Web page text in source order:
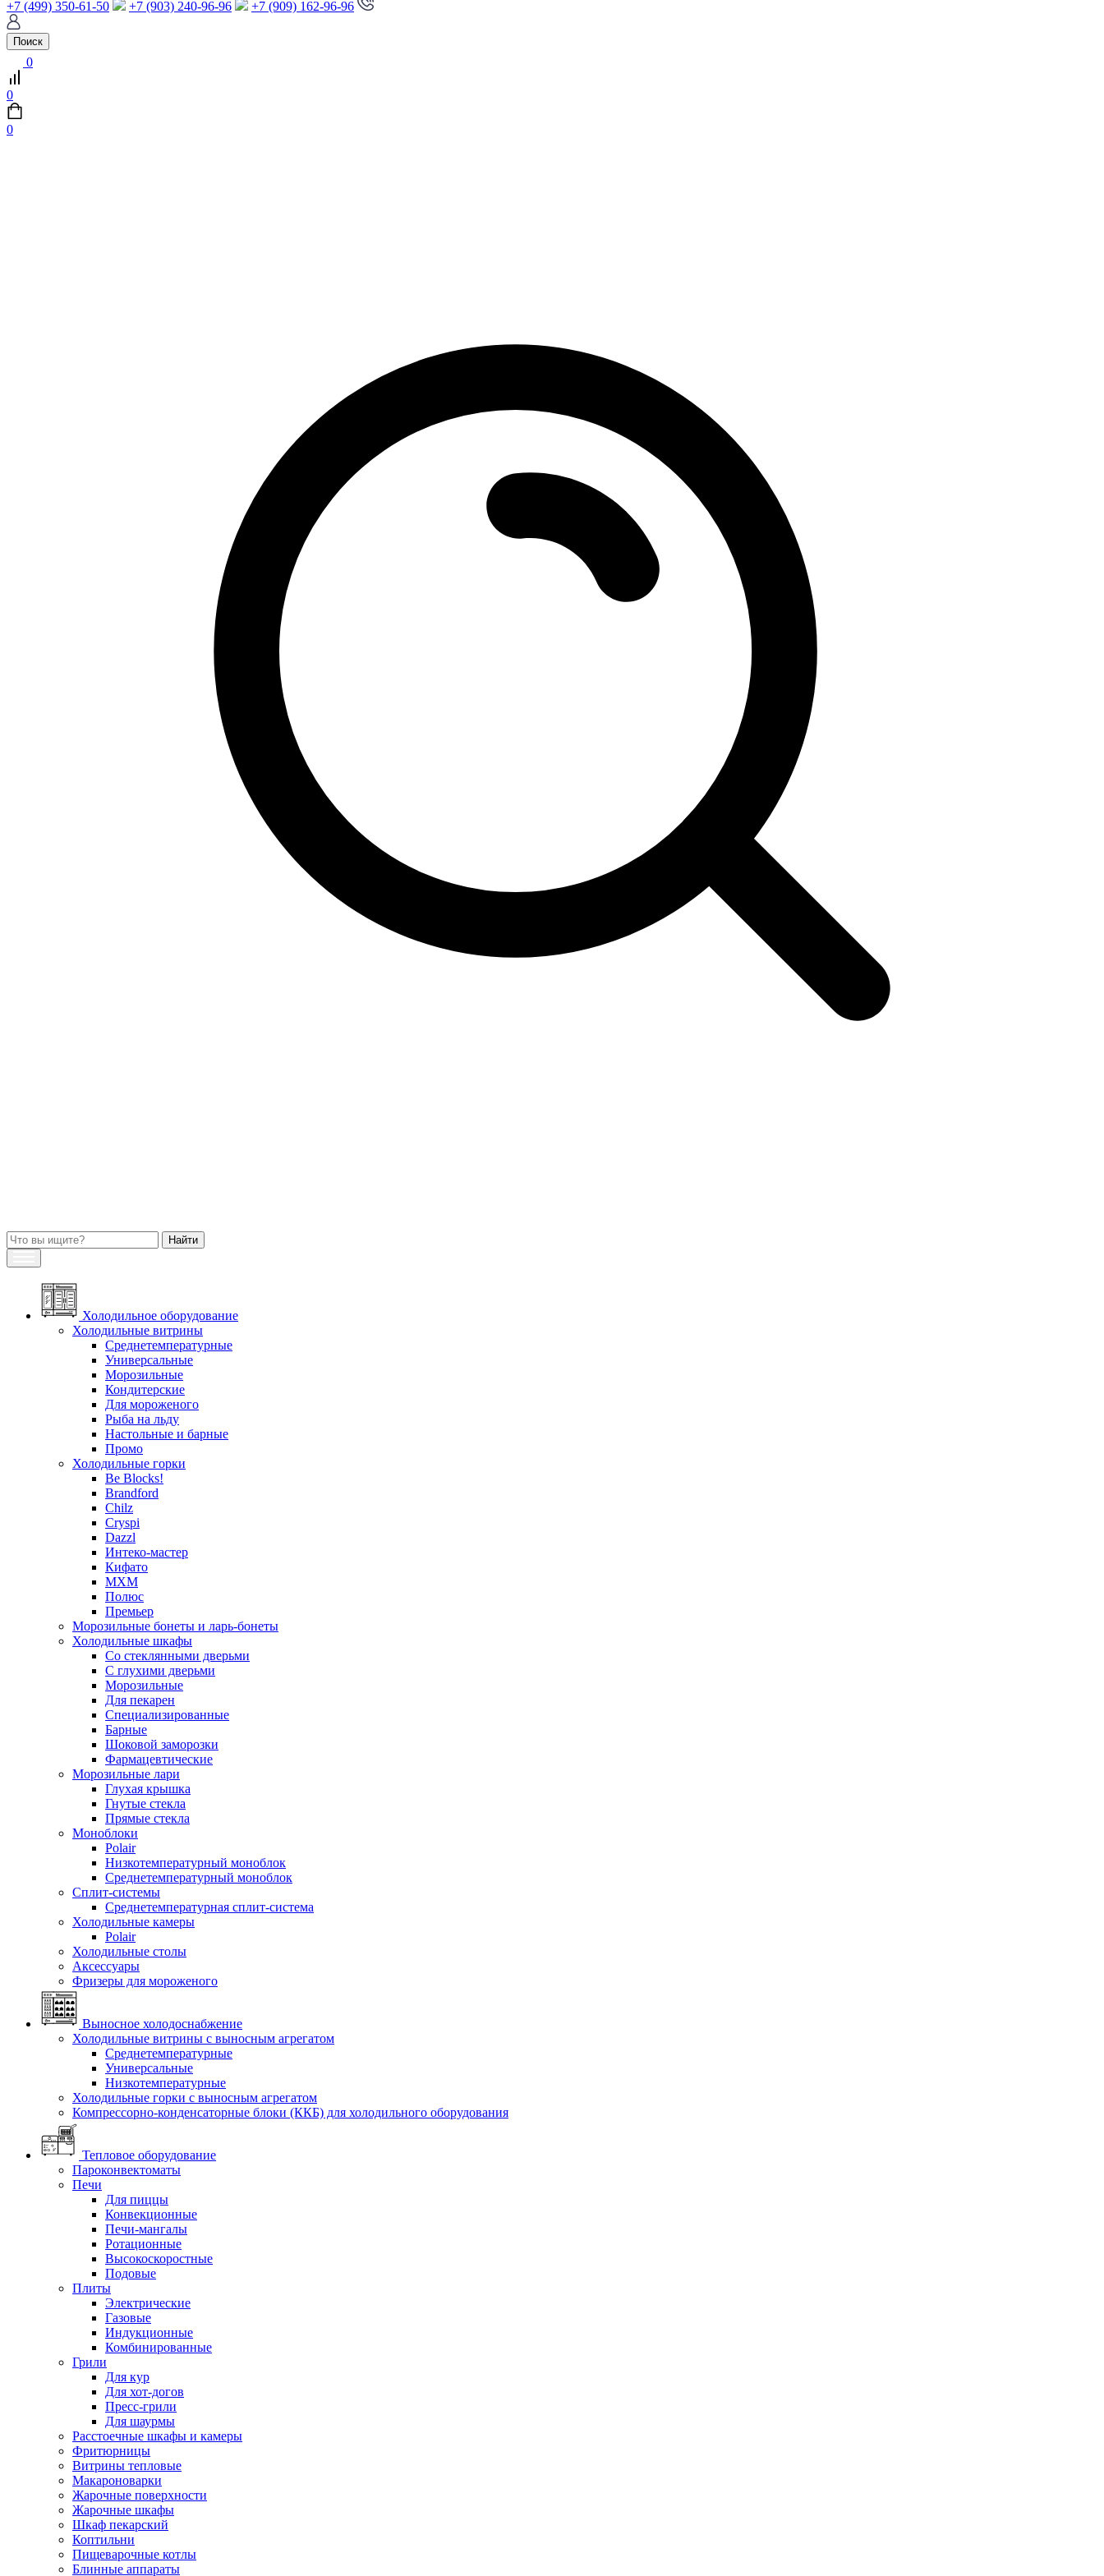
+7 (499) 350-61-50 +7 (903) 240-96-96 +7 (909) 162-96-96
Поиск
0
0
0
Холодильное оборудование
Холодильные витрины
Среднетемпературные
Универсальные
Морозильные
Кондитерские
Для мороженого
Рыба на льду
Настольные и барные
Промо
Холодильные горки
Be Blocks!
Brandford
Chilz
Cryspi
Dazzl
Интеко-мастер
Кифато
МХМ
Полюс
Премьер
Морозильные бонеты и ларь-бонеты
Холодильные шкафы
Со стеклянными дверьми
С глухими дверьми
Морозильные
Для пекарен
Специализированные
Барные
Шоковой заморозки
Фармацевтические
Морозильные лари
Глухая крышка
Гнутые стекла
Прямые стекла
Моноблоки
Polair
Низкотемпературный моноблок
Среднетемпературный моноблок
Сплит-системы
Среднетемпературная сплит-система
Холодильные камеры
Polair
Холодильные столы
Аксессуары
Фризеры для мороженого
Выносное холодоснабжение
Холодильные витрины с выносным агрегатом
Среднетемпературные
Универсальные
Низкотемпературные
Холодильные горки с выносным агрегатом
Компрессорно-конденсаторные блоки (ККБ) для холодильного оборудования
Тепловое оборудование
Пароконвектоматы
Печи
Для пиццы
Конвекционные
Печи-мангалы
Ротационные
Высокоскоростные
Подовые
Плиты
Электрические
Газовые
Индукционные
Комбинированные
Грили
Для кур
Для хот-догов
Пресс-грили
Для шаурмы
Расстоечные шкафы и камеры
Фритюрницы
Витрины тепловые
Макароноварки
Жарочные поверхности
Жарочные шкафы
Шкаф пекарский
Коптильни
Пищеварочные котлы
Блинные аппараты